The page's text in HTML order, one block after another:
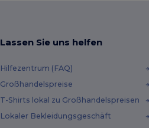
Lassen Sie uns helfen
Hilfezentrum (FAQ)
Großhandelspreise
T-Shirts lokal zu Großhandelspreisen
Lokaler Bekleidungsgeschäft